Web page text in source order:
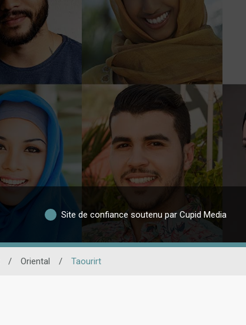
Site de confiance soutenu par Cupid Media
/ Oriental / Taourirt